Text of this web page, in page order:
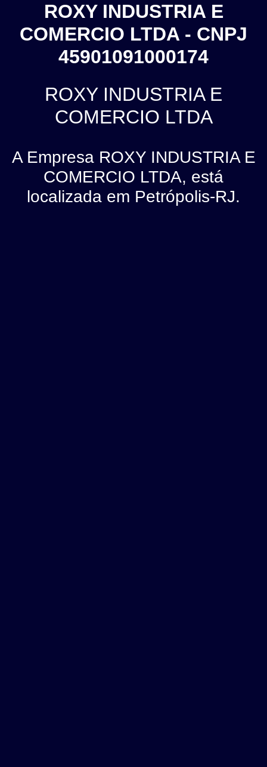
ROXY INDUSTRIA E
COMERCIO LTDA - CNPJ
45901091000174
ROXY INDUSTRIA E
COMERCIO LTDA
A Empresa ROXY INDUSTRIA E
COMERCIO LTDA, está
localizada em Petrópolis-RJ.